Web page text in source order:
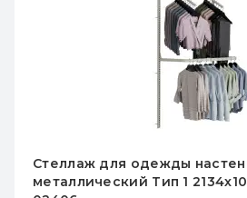
мм, 1020-